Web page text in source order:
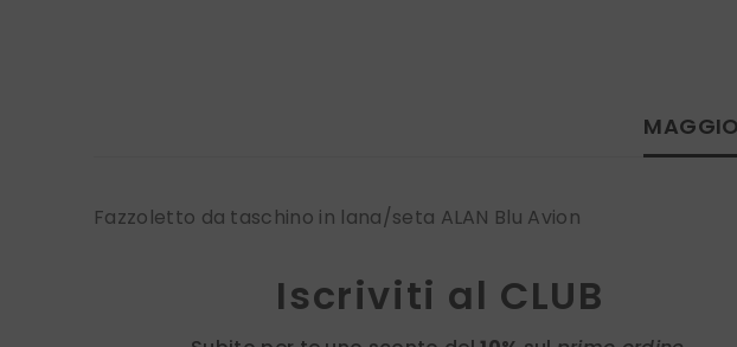
Fazzoletto da taschino in lana/seta ALAN Blu Avion
Iscriviti al CLUB